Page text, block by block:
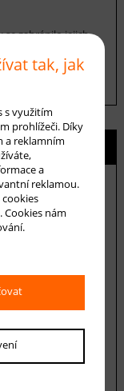
se zabránilo jejich
je možné
ceny
tak, jak
s využitím
prohlížeči. Díky
a reklamním
a
reklamou.
nám